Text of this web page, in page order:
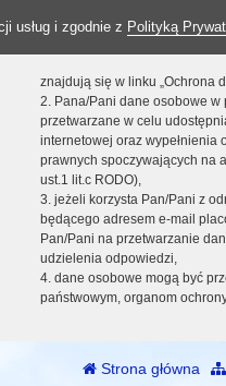
usług i zgodnie z Polityką
znajdują się w linku „Ochrona
2. Pana/Pani dane osobowe w
przetwarzane w celu
internetowej oraz wypełnienia
prawnych spoczywających na
ust.1 lit.c RODO),
3. jeżeli korzysta Pan/Pani z
będącego adresem e-mail
Pan/Pani na przetwarzanie
udzielenia odpowiedzi,
4. dane osobowe mogą być
państwowym, organom
Strona główna